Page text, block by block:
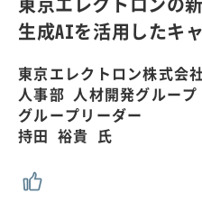
生成AIを活用したキ
東京エレクトロン株式会
人事部 人材開発グループ
グループリーダー
持田 裕貴 氏